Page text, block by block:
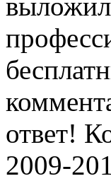
ответ!
2009-